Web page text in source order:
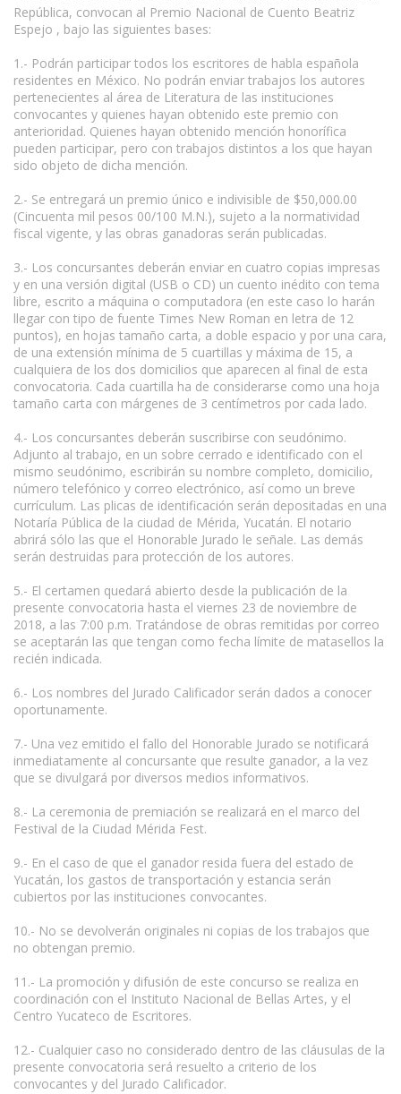
República, convocan al Premio Nacional de Cuento Beatriz
Espejo , bajo las siguientes bases:
1.- Podrán participar todos los escritores de habla española
residentes en México. No podrán enviar trabajos los autores
pertenecientes al área de Literatura de las instituciones
convocantes y quienes hayan obtenido este premio con
anterioridad. Quienes hayan obtenido mención honorífica
pueden participar, pero con trabajos distintos a los que hayan
sido objeto de dicha mención.
2.- Se entregará un premio único e indivisible de $50,000.00
(Cincuenta mil pesos 00/100 M.N.), sujeto a la normatividad
fiscal vigente, y las obras ganadoras serán publicadas.
3.- Los concursantes deberán enviar en cuatro copias impresas
y en una versión digital (USB o CD) un cuento inédito con tema
libre, escrito a máquina o computadora (en este caso lo harán
llegar con tipo de fuente Times New Roman en letra de 12
puntos), en hojas tamaño carta, a doble espacio y por una cara,
de una extensión mínima de 5 cuartillas y máxima de 15, a
cualquiera de los dos domicilios que aparecen al final de esta
convocatoria. Cada cuartilla ha de considerarse como una hoja
tamaño carta con márgenes de 3 centímetros por cada lado.
4.- Los concursantes deberán suscribirse con seudónimo.
Adjunto al trabajo, en un sobre cerrado e identificado con el
mismo seudónimo, escribirán su nombre completo, domicilio,
número telefónico y correo electrónico, así como un breve
currículum. Las plicas de identificación serán depositadas en una
Notaría Pública de la ciudad de Mérida, Yucatán. El notario
abrirá sólo las que el Honorable Jurado le señale. Las demás
serán destruidas para protección de los autores.
5.- El certamen quedará abierto desde la publicación de la
presente convocatoria hasta el viernes 23 de noviembre de
2018, a las 7:00 p.m. Tratándose de obras remitidas por correo
se aceptarán las que tengan como fecha límite de matasellos la
recién indicada.
6.- Los nombres del Jurado Calificador serán dados a conocer
oportunamente.
7.- Una vez emitido el fallo del Honorable Jurado se notificará
inmediatamente al concursante que resulte ganador, a la vez
que se divulgará por diversos medios informativos.
8.- La ceremonia de premiación se realizará en el marco del
Festival de la Ciudad Mérida Fest.
9.- En el caso de que el ganador resida fuera del estado de
Yucatán, los gastos de transportación y estancia serán
cubiertos por las instituciones convocantes.
10.- No se devolverán originales ni copias de los trabajos que
no obtengan premio.
11.- La promoción y difusión de este concurso se realiza en
coordinación con el Instituto Nacional de Bellas Artes, y el
Centro Yucateco de Escritores.
12.- Cualquier caso no considerado dentro de las cláusulas de la
presente convocatoria será resuelto a criterio de los
convocantes y del Jurado Calificador.